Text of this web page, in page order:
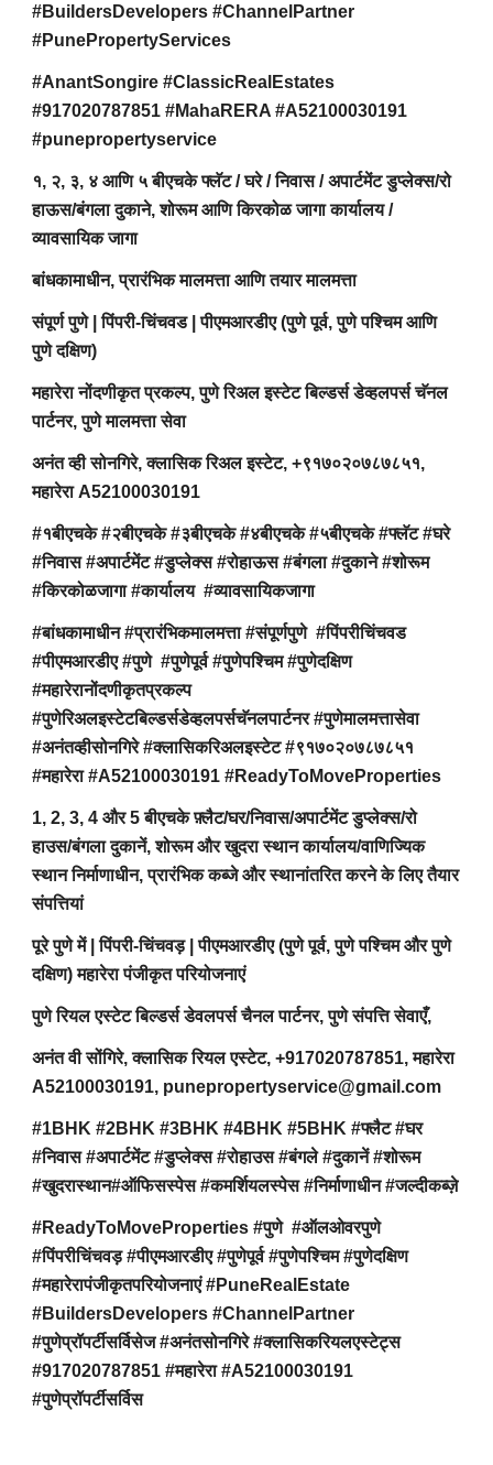
#BuildersDevelopers #ChannelPartner
#PunePropertyServices
#AnantSongire #ClassicRealEstates
#917020787851 #MahaRERA #A52100030191
#punepropertyservice
१, २, ३, ४ आणि ५ बीएचके फ्लॅट / घरे / निवास / अपार्टमेंट डुप्लेक्स/रो
हाऊस/बंगला दुकाने, शोरूम आणि किरकोळ जागा कार्यालय /
व्यावसायिक जागा
बांधकामाधीन, प्रारंभिक मालमत्ता आणि तयार मालमत्ता
संपूर्ण पुणे | पिंपरी-चिंचवड | पीएमआरडीए (पुणे पूर्व, पुणे पश्चिम आणि
पुणे दक्षिण)
महारेरा नोंदणीकृत प्रकल्प, पुणे रिअल इस्टेट बिल्डर्स डेव्हलपर्स चॅनल
पार्टनर, पुणे मालमत्ता सेवा
अनंत व्ही सोनगिरे, क्लासिक रिअल इस्टेट, +९१७०२०७८७८५१,
महारेरा A52100030191
#१बीएचके #२बीएचके #३बीएचके #४बीएचके #५बीएचके #फ्लॅट #घरे
#निवास #अपार्टमेंट #डुप्लेक्स #रोहाऊस #बंगला #दुकाने #शोरूम
#किरकोळजागा #कार्यालय #व्यावसायिकजागा
#बांधकामाधीन #प्रारंभिकमालमत्ता #संपूर्णपुणे #पिंपरीचिंचवड
#पीएमआरडीए #पुणे #पुणेपूर्व #पुणेपश्चिम #पुणेदक्षिण
#महारेरानोंदणीकृतप्रकल्प
#पुणेरिअलइस्टेटबिल्डर्सडेव्हलपर्सचॅनलपार्टनर #पुणेमालमत्तासेवा
#अनंतव्हीसोनगिरे #क्लासिकरिअलइस्टेट #९१७०२०७८७८५१
#महारेरा #A52100030191 #ReadyToMoveProperties
1, 2, 3, 4 और 5 बीएचके फ़्लैट/घर/निवास/अपार्टमेंट डुप्लेक्स/रो
हाउस/बंगला दुकानें, शोरूम और खुदरा स्थान कार्यालय/वाणिज्यिक
स्थान निर्माणाधीन, प्रारंभिक कब्जे और स्थानांतरित करने के लिए तैयार
संपत्तियां
पूरे पुणे में | पिंपरी-चिंचवड़ | पीएमआरडीए (पुणे पूर्व, पुणे पश्चिम और पुणे
दक्षिण) महारेरा पंजीकृत परियोजनाएं
पुणे रियल एस्टेट बिल्डर्स डेवलपर्स चैनल पार्टनर, पुणे संपत्ति सेवाएँ,
अनंत वी सोंगिरे, क्लासिक रियल एस्टेट, +917020787851, महारेरा
A52100030191, punepropertyservice@gmail.com
#1BHK #2BHK #3BHK #4BHK #5BHK #फ्लैट #घर
#निवास #अपार्टमेंट #डुप्लेक्स #रोहाउस #बंगले #दुकानें #शोरूम
#खुदरास्थान#ऑफिसस्पेस #कमर्शियलस्पेस #निर्माणाधीन #जल्दीकब्ज़े
#ReadyToMoveProperties #पुणे #ऑलओवरपुणे
#पिंपरीचिंचवड़ #पीएमआरडीए #पुणेपूर्व #पुणेपश्चिम #पुणेदक्षिण
#महारेरापंजीकृतपरियोजनाएं #PuneRealEstate
#BuildersDevelopers #ChannelPartner
#पुणेप्रॉपर्टीसर्विसेज #अनंतसोनगिरे #क्लासिकरियलएस्टेट्स
#917020787851 #महारेरा #A52100030191
#पुणेप्रॉपर्टीसर्विस